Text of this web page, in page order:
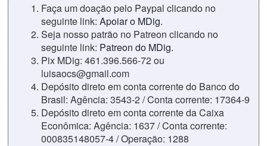
Faça um doação pelo Paypal clicando no
seguinte link: Apoiar o MDig.
Seja nosso patrão no Patreon clicando no
seguinte link: Patreon do MDig.
Pix MDig: 461.396.566-72 ou
luisaocs@gmail.com
Depósito direto em conta corrente do Banco do
Brasil: Agência: 3543-2 / Conta corrente: 17364-9
Depósito direto em conta corrente da Caixa
Econômica: Agência: 1637 / Conta corrente:
000835148057-4 / Operação: 1288